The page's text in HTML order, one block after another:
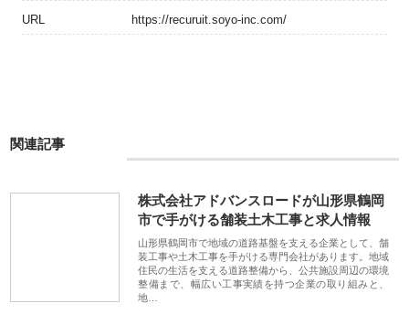
URL https://recuruit.soyo-inc.com/
関連記事
株式会社アドバンスロードが山形県鶴岡
市で手がける舗装土木工事と求人情報
山形県鶴岡市で地域の道路基盤を支える企業として、舗
装工事や土木工事を手がける専門会社があります。地域
住民の生活を支える道路整備から、公共施設周辺の環境
整備まで、幅広い工事実績を持つ企業の取り組みと、
地…